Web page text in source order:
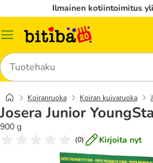
Ilmainen kotiintoimitus
Katalogivalikko
Hae
Koiranruoka Koiran kuivaruoka
Josera Junior
900 g
(0) Kirjoita nyt